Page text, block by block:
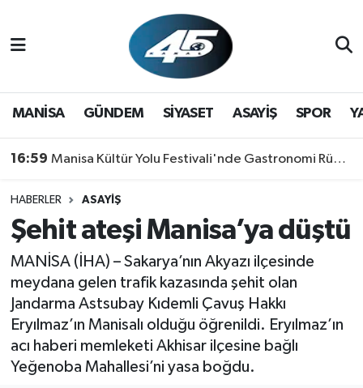
MANİSA GÜNDEM SİYASET ASAYİŞ SPOR
16:59 Manisa Kültür Yolu Festivali'nde Gastronomi Rüzgarı: Lezzetin Yıldızı "Manisa Kebabı" Oldu!
HABERLER ASAYİŞ
Şehit ateşi Manisa’ya düştü
MANİSA (İHA) – Sakarya’nın Akyazı ilçesinde
meydana gelen trafik kazasında şehit olan
Jandarma Astsubay Kıdemli Çavuş Hakkı
Eryılmaz’ın Manisalı olduğu öğrenildi. Eryılmaz’ın
acı haberi memleketi Akhisar ilçesine bağlı
Yeğenoba Mahallesi’ni yasa boğdu.
GÜNDEM
SPOR
YAŞAM
RESMİ REKLAM
Hava Durumu
Trafik Durumu
Son Dakika Haberleri
Haber Arşivi